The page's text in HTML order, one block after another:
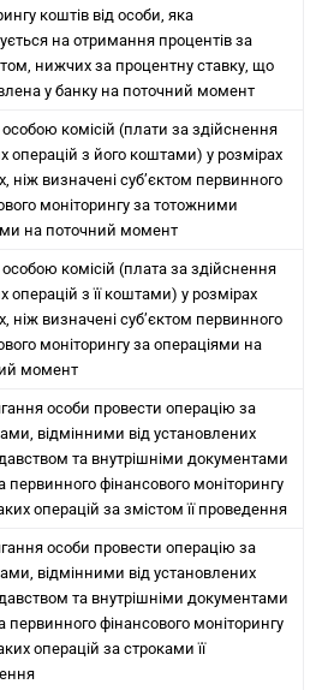
коштів від особи, яка
на отримання процентів за
нижчих за процентну ставку, що
у банку на поточний момент
комісій (плати за здійснення
операцій з його коштами) у розмірах
ніж визначені суб’єктом первинного
моніторингу за тотожними
на поточний момент
комісій (плата за здійснення
операцій з її коштами) у розмірах
ніж визначені суб’єктом первинного
моніторингу за операціями на
момент
особи провести операцію за
відмінними від установлених
та внутрішніми документами
первинного фінансового моніторингу
операцій за змістом її проведення
особи провести операцію за
відмінними від установлених
та внутрішніми документами
первинного фінансового моніторингу
операцій за строками її